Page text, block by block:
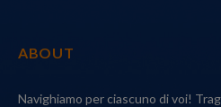
ABOUT
Navighiamo per ciascuno di voi!